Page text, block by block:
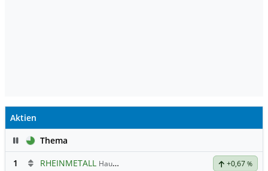
Aktien
PauseThema
1
RHEINMETALL Hauptdiskussion +0,67 %